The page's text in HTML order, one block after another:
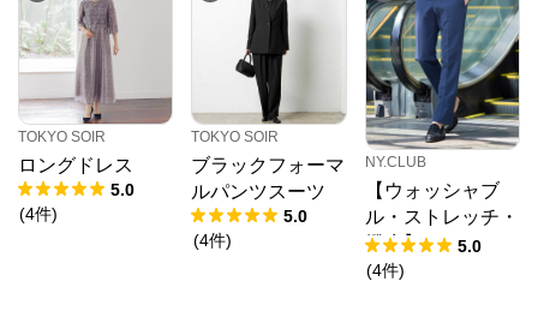
TOKYO SOIR
ロングドレス
5.0
(4件)
TOKYO SOIR
ブラックフォーマ
ルパンツスーツ
5.0
(4件)
NY.CLUB
【ウォッシャブ
ル・ストレッチ・
撥水】MOVING C
OMFORT エスパ
5.0
(4件)